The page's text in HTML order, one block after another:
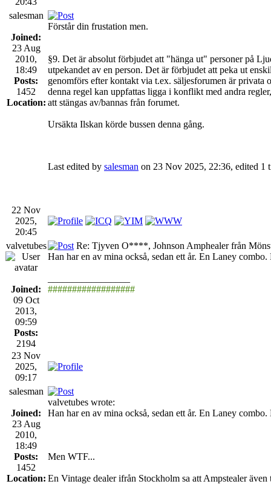
salesman
Joined:
23 Aug
2010,
18:49
Posts:
1452
Location:
Förstår din frustation men.
§9. Det är absolut förbjudet att "hänga ut" personer på
utpekandet av en person. Det är förbjudet att peka ut
genomförs efter kontakt via t.ex. säljesforumen är
denna regel kan uppfattas ligga i konflikt med andra
att stängas av/bannas från forumet.
Ursäkta Ilskan körde bussen denna gång.
Last edited by salesman on 23 Nov 2025, 22:36, edited 1
22 Nov
2025,
20:45
valvetubes
Joined:
09 Oct
2013,
09:59
Posts:
2194
Re: Tjyven O****, Johnson Amphealer från
Han har en av mina också, sedan ett år. En Laney
##################
23 Nov
2025,
09:17
salesman
Joined:
23 Aug
2010,
18:49
Posts:
1452
Location:
valvetubes wrote:
Han har en av mina också, sedan ett år. En Laney
Men WTF...
En Vintage dealer ifrån Stockholm sa att Ampstealer